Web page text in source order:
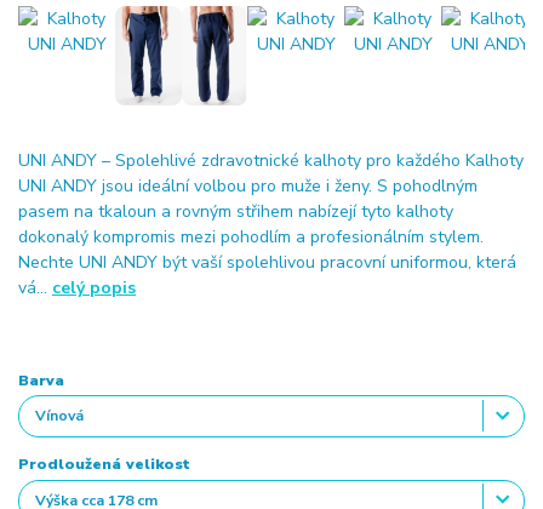
UNI ANDY – Spolehlivé zdravotnické kalhoty pro každého Kalhoty
UNI ANDY jsou ideální volbou pro muže i ženy. S pohodlným
pasem na tkaloun a rovným střihem nabízejí tyto kalhoty
dokonalý kompromis mezi pohodlím a profesionálním stylem.
Nechte UNI ANDY být vaší spolehlivou pracovní uniformou, která
vá... celý popis
Barva
Prodloužená velikost